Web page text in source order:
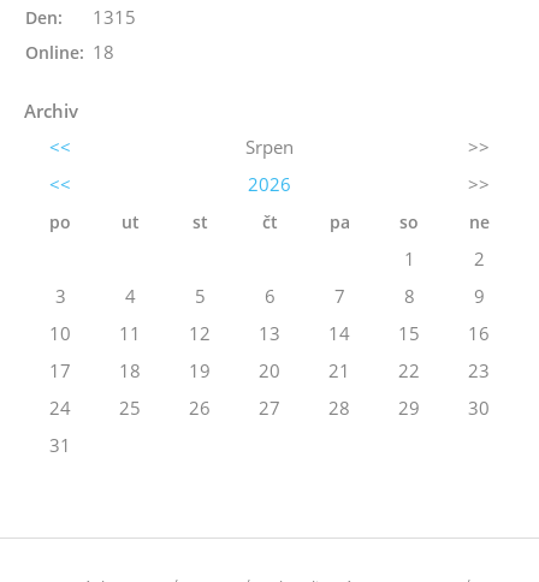
Online: 18
Den: 1315
Archiv
<<
Srpen
>>
<<
2026 >>
po ut st čt pa so ne
1
2
3
4 5 6 7 8
9
10
11 12 13 14 15
16
17
18 19 20 21 22
23
24
25 26 27 28 29
30
31